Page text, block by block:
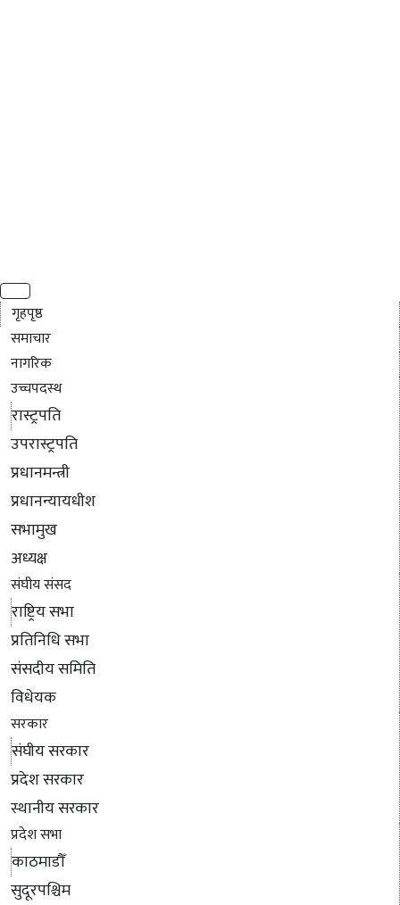
गृहपृष्ठ
समाचार
नागरिक
उच्चपदस्थ
रास्ट्रपति
उपरास्ट्रपति
प्रधानमन्त्री
प्रधानन्यायधीश
सभामुख
अध्यक्ष
संघीय संसद
राष्ट्रिय सभा
प्रतिनिधि सभा
संसदीय समिति
विधेयक
सरकार
संघीय सरकार
प्रदेश सरकार
स्थानीय सरकार
प्रदेश सभा
काठमाडौँ
सुदूरपश्चिम